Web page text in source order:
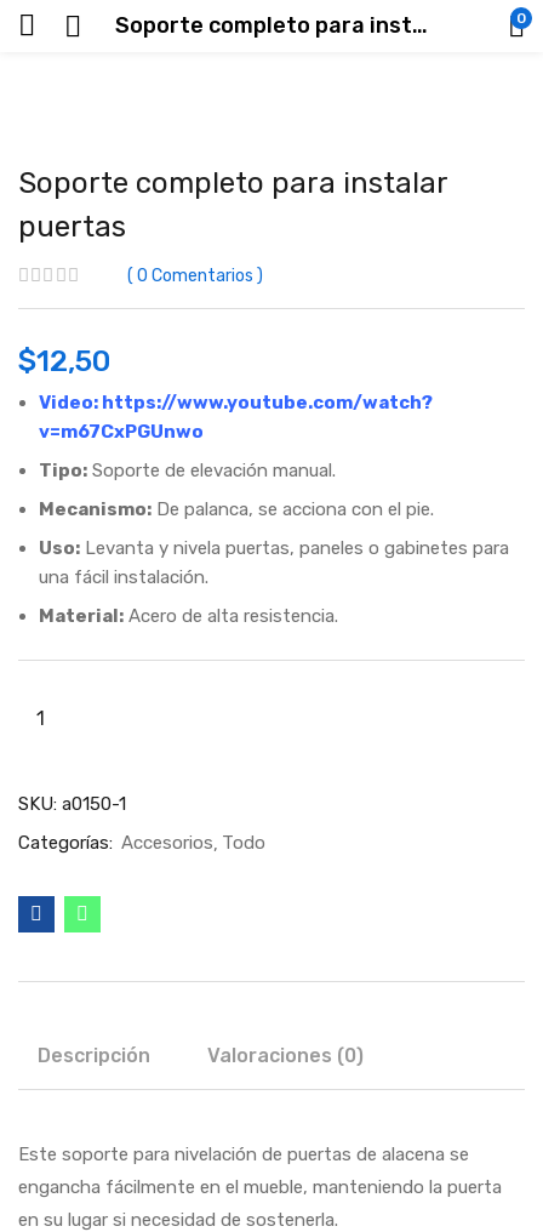
Soporte completo para instalar puertas 0
Soporte completo para instalar
puertas
0 Comentarios
$12,50
Video: https://www.youtube.com/watch?
v=m67CxPGUnwo
Tipo: Soporte de elevación manual.
Mecanismo: De palanca, se acciona con el pie.
Uso: Levanta y nivela puertas, paneles o gabinetes para
una fácil instalación.
Material: Acero de alta resistencia.
SKU: a0150-1
Categorías: Accesorios Todo
Descripción Valoraciones (0)
Este soporte para nivelación de puertas de alacena se
engancha fácilmente en el mueble, manteniendo la puerta
en su lugar si necesidad de sostenerla.